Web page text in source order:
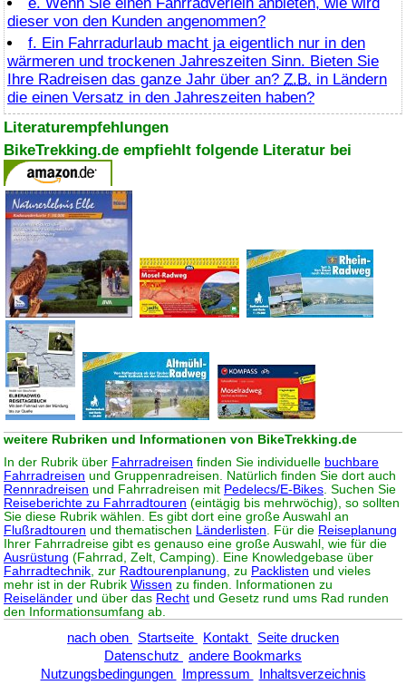
dieser von den Kunden angenommen?
f. Ein Fahrradurlaub macht ja eigentlich nur in den
wärmeren und trockenen Jahreszeiten Sinn. Bieten Sie
Ihre Radreisen das ganze Jahr über an? Z.B. in Ländern
die einen Versatz in den Jahreszeiten haben?
Literaturempfehlungen
BikeTrekking.de empfiehlt folgende Literatur bei
weitere Rubriken und Informationen von BikeTrekking.de
In der Rubrik über Fahrradreisen finden Sie individuelle buchbare
Fahrradreisen und Gruppenradreisen. Natürlich finden Sie dort auch
Rennradreisen und Fahrradreisen mit Pedelecs/E-Bikes. Suchen Sie
Reiseberichte zu Fahrradtouren (eintägig bis mehrwöchig), so sollten
Sie diese Rubrik wählen. Es gibt dort eine große Auswahl an
Flußradtouren und thematischen Länderlisten. Für die Reiseplanung
Ihrer Fahrradreise gibt es genauso eine große Auswahl, wie für die
Ausrüstung (Fahrrad, Zelt, Camping). Eine Knowledgebase über
Fahrradtechnik, zur Radtourenplanung, zu Packlisten und vieles
mehr ist in der Rubrik Wissen zu finden. Informationen zu
Reiseländer und über das Recht und Gesetz rund ums Rad runden
den Informationsumfang ab.
nach oben Startseite Kontakt
Seite drucken
Datenschutz
andere Bookmarks
Nutzungsbedingungen
Impressum Inhaltsverzeichnis